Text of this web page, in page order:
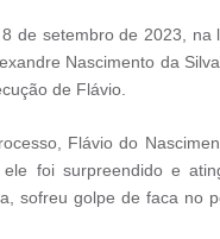
de setembro de 2023,
Nascimento da
de Flávio.
Flávio do
foi surpreendido e
sofreu golpe de faca no